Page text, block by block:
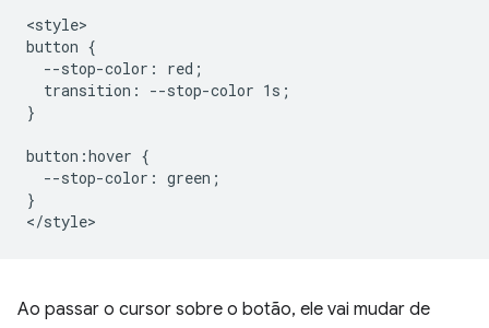
<style>
button {
  --stop-color: red;
  transition: --stop-color 1s;
}
button:hover {
  --stop-color: green;
}
Ao passar o cursor sobre o botão, ele vai mudar de